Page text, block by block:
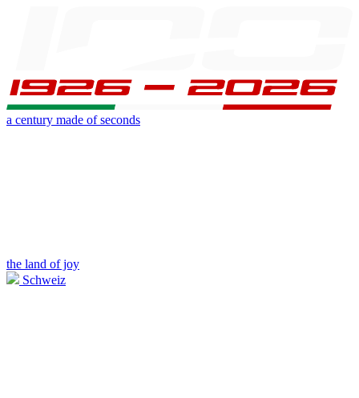
a century made of seconds
the land of joy
Schweiz